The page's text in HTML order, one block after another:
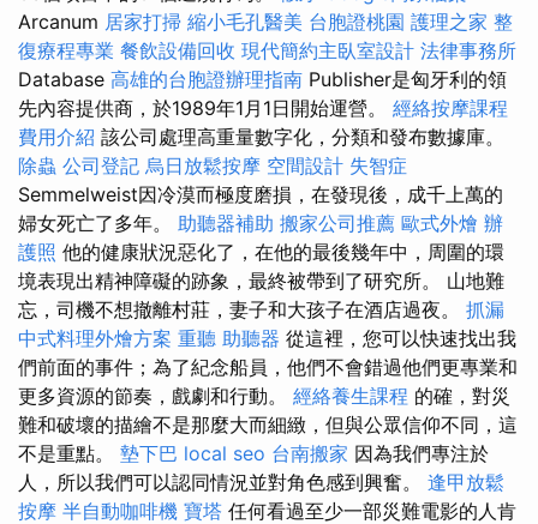
Arcanum 居家打掃 縮小毛孔醫美 台胞證桃園 護理之家 整
復療程專業 餐飲設備回收 現代簡約主臥室設計 法律事務所
Database 高雄的台胞證辦理指南 Publisher是匈牙利的領
先內容提供商，於1989年1月1日開始運營。 經絡按摩課程
費用介紹 該公司處理高重量數字化，分類和發布數據庫。
除蟲 公司登記 烏日放鬆按摩 空間設計 失智症
Semmelweist因冷漠而極度磨損，在發現後，成千上萬的
婦女死亡了多年。 助聽器補助 搬家公司推薦 歐式外燴 辦
護照 他的健康狀況惡化了，在他的最後幾年中，周圍的環
境表現出精神障礙的跡象，最終被帶到了研究所。 山地難
忘，司機不想撤離村莊，妻子和大孩子在酒店過夜。 抓漏
中式料理外燴方案 重聽 助聽器 從這裡，您可以快速找出我
們前面的事件；為了紀念船員，他們不會錯過他們更專業和
更多資源的節奏，戲劇和行動。 經絡養生課程 的確，對災
難和破壞的描繪不是那麼大而細緻，但與公眾信仰不同，這
不是重點。 墊下巴 local seo 台南搬家 因為我們專注於
人，所以我們可以認同情況並對角色感到興奮。 逢甲放鬆
按摩 半自動咖啡機 寶塔 任何看過至少一部災難電影的人肯